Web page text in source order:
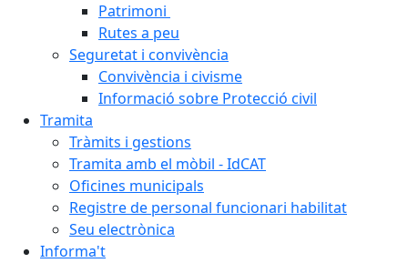
Patrimoni
Rutes a peu
Seguretat i convivència
Convivència i civisme
Informació sobre Protecció civil
Tramita
Tràmits i gestions
Tramita amb el mòbil - IdCAT
Oficines municipals
Registre de personal funcionari habilitat
Seu electrònica
Informa't